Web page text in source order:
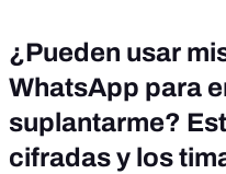
¿Pueden usar
WhatsApp para
suplantarme?
cifradas y los